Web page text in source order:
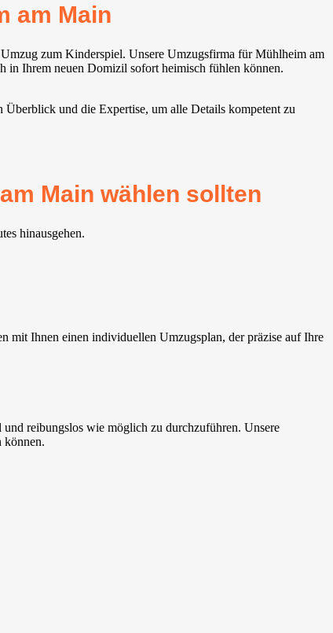
am Main
zum Kinderspiel. Unsere Umzugsfirma für Mühlheim am
in Ihrem neuen Domizil sofort heimisch fühlen können.
und die Expertise, um alle Details kompetent zu
Main wählen sollten
hinausgehen.
mit Ihnen einen individuellen Umzugsplan, der präzise auf Ihre
reibungslos wie möglich zu durchzuführen. Unsere
können.